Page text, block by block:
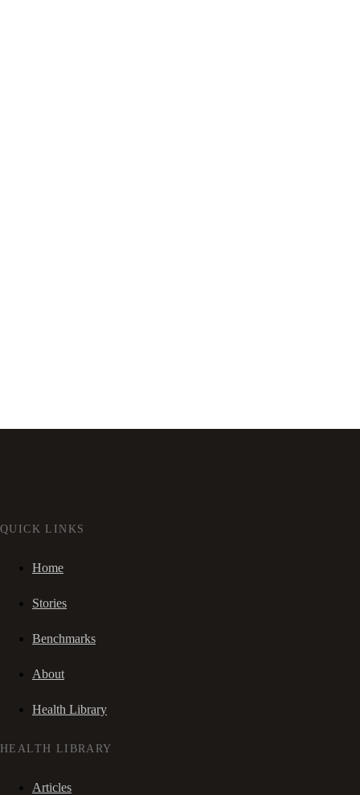
QUICK LINKS
Home
Stories
Benchmarks
About
Health Library
HEALTH LIBRARY
Articles